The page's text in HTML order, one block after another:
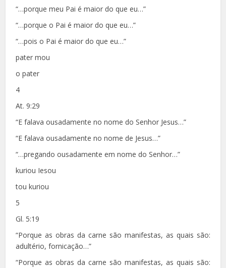
“…porque meu Pai é maior do que eu…”
“…porque o Pai é maior do que eu…”
“…pois o Pai é maior do que eu…”
pater mou
o pater
4
At. 9:29
“E falava ousadamente no nome do Senhor Jesus…”
“E falava ousadamente no nome de Jesus…”
“…pregando ousadamente em nome do Senhor…”
kuriou Iesou
tou kuriou
5
Gl. 5:19
“Porque as obras da carne são manifestas, as quais são:
adultério, fornicação…”
“Porque as obras da carne são manifestas, as quais são: